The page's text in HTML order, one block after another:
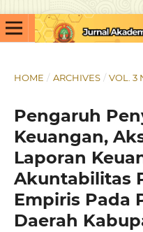
HOME / ARCHIVES / VOL. 3
Pengaruh
Keuangan,
Laporan
Akuntabilitas
Empiris Pada
Daerah